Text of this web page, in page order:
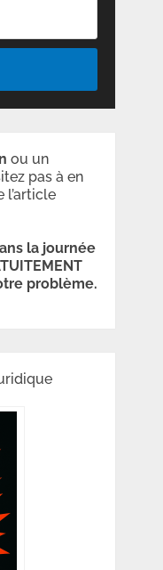
ou un
pas à en
l’article
la journée
problème.